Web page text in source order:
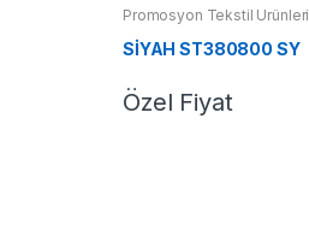
Promosyon Tekstil Ürünleri
SİYAH ST380800 SY
Özel Fiyat